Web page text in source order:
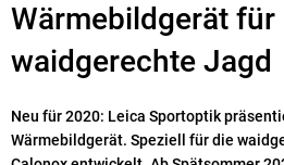
Wärmebildgerät für
waidgerechte Jagd
Neu für 2020: Leica Sportoptik
Wärmebildgerät. Speziell für die